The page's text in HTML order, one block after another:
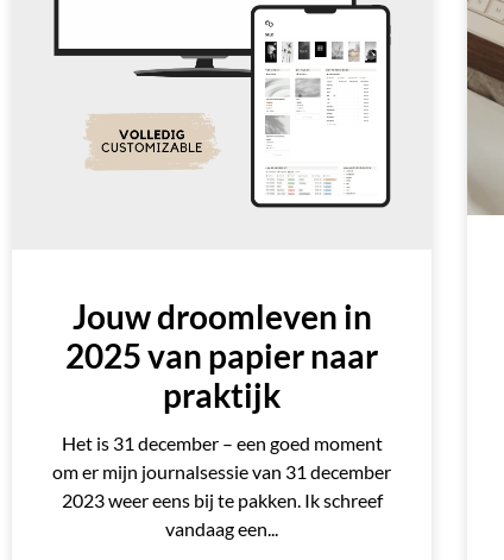
Jouw droomleven in
2025 van papier naar
praktijk
Het is 31 december – een goed moment
om er mijn journalsessie van 31 december
2023 weer eens bij te pakken. Ik schreef
vandaag een